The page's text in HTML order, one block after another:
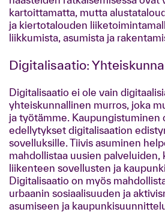
kartoittamatta, mutta
ja kiertotalouden
liikkumista, asumista ja
Digitalisaatio:
Digitalisaatio ei ole vain
yhteiskunnallinen murros, joka
ja työtämme. Kaupungistuminen
edellytykset digitalisaation
sovelluksille. Tiivis asuminen
mahdollistaa uusien palveluiden,
liikenteen sovellusten ja
Digitalisaatio on myös
urbaanin sosiaalisuuden ja
asumiseen ja